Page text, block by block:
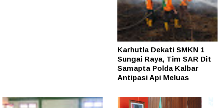
Karhutla Dekati SMKN 1
Sungai Raya, Tim SAR Dit
Samapta Polda Kalbar
Antipasi Api Meluas